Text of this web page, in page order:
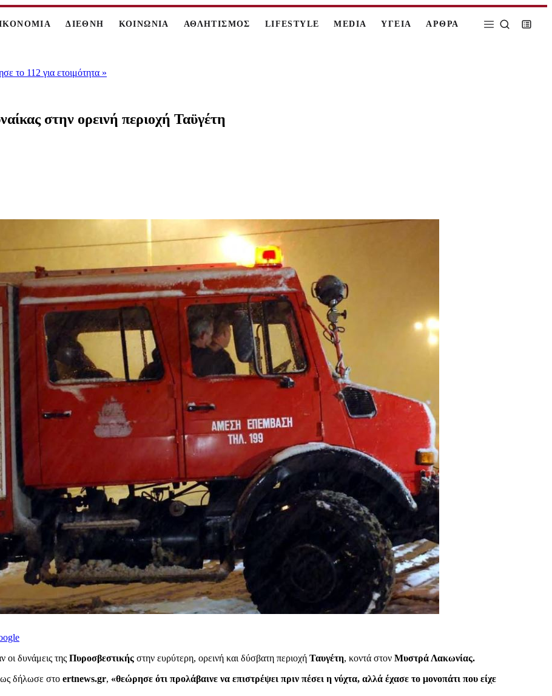
ΔΙΕΘΝΗ ΚΟΙΝΩΝΙΑ ΑΘΛΗΤΙΣΜΟΣ LIFESTYLE MEDIA ΥΓΕΙΑ ΑΡΘΡΑ
το 112 για ετοιμότητα »
στην ορεινή περιοχή Ταϋγέτη
οι δυνάμεις της Πυροσβεστικής στην ευρύτερη, ορεινή και δύσβατη περιοχή Ταυγέτη, κοντά στον Μυστρά Λακωνίας.
δήλωσε στο ertnews.gr, «θεώρησε ότι προλάβαινε να επιστρέψει πριν πέσει η νύχτα, αλλά έχασε το μονοπάτι που είχε